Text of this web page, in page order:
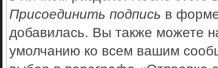
Присоединить подпись в
добавилась. Вы также можете
умолчанию ко всем вашим